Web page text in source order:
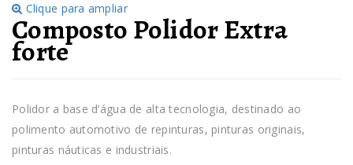
Clique para ampliar
Composto Polidor Extra
forte
Polidor a base d’água de alta tecnologia, destinado ao
polimento automotivo de repinturas, pinturas originais,
pinturas náuticas e industriais.